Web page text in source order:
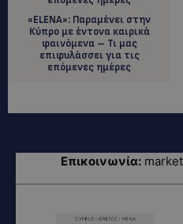
«ELENA»: Παραμένει στην
Κύπρο με έντονα καιρικά
φαινόμενα – Τι μας
επιφυλάσσει για τις
επόμενες ημέρες
Επικοινωνία: